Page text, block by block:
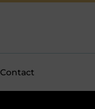
Contact